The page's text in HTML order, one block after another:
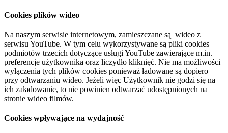
Cookies plików wideo
Na naszym serwisie internetowym, zamieszczane są wideo z
serwisu YouTube. W tym celu wykorzystywane są pliki cookies
podmiotów trzecich dotyczące usługi YouTube zawierające m.in.
preferencje użytkownika oraz liczydło kliknięć. Nie ma możliwości
wyłączenia tych plików cookies ponieważ ładowane są dopiero
przy odtwarzaniu wideo. Jeżeli więc Użytkownik nie godzi się na
ich załadowanie, to nie powinien odtwarzać udostępnionych na
stronie wideo filmów.
Cookies wpływające na wydajność